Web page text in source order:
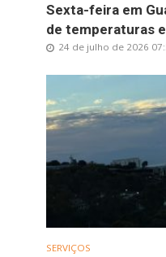
Sexta-feira em
de temperaturas
24 de julho de 2026
SERVIÇOS